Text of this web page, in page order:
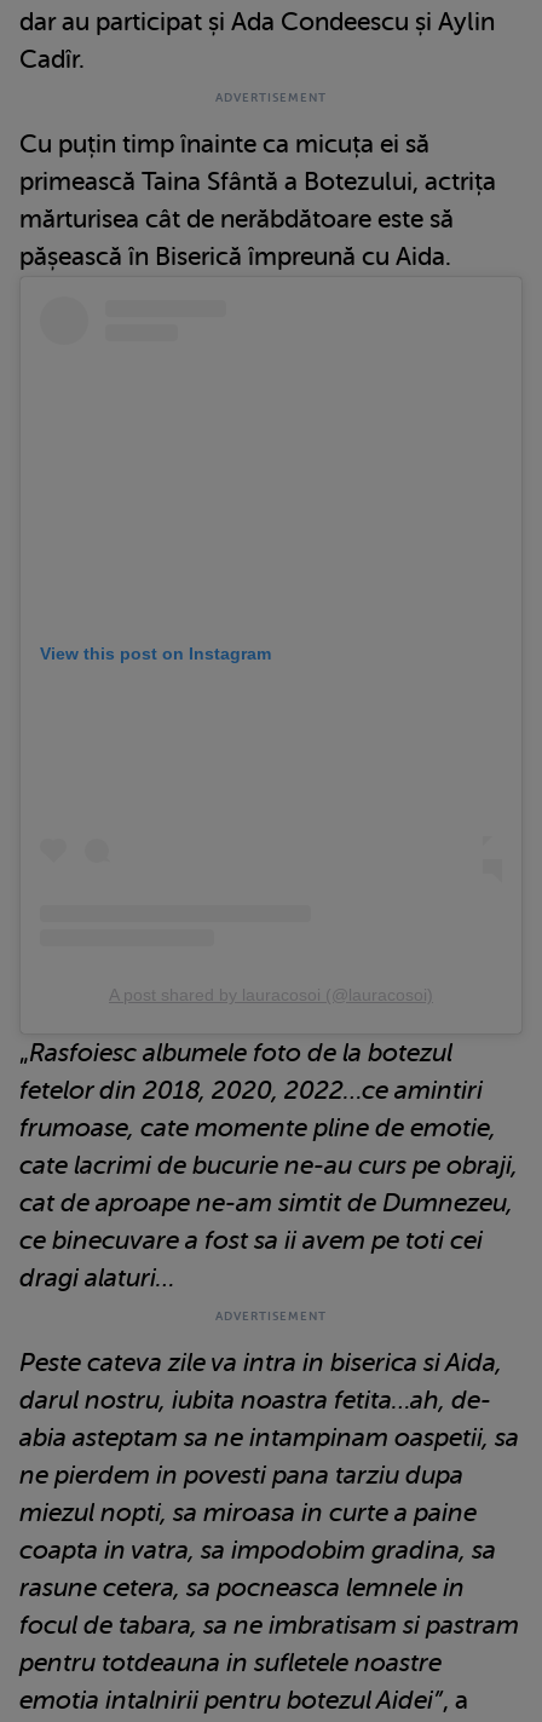
dar au participat și Ada Condeescu și Aylin
Cadîr.
Cu puțin timp înainte ca micuța ei să
primească Taina Sfântă a Botezului, actrița
mărturisea cât de nerăbdătoare este să
pășească în Biserică împreună cu Aida.
View this post on Instagram
A post shared by lauracosoi (@lauracosoi)
„Rasfoiesc albumele foto de la botezul
fetelor din 2018, 2020, 2022…ce amintiri
frumoase, cate momente pline de emotie,
cate lacrimi de bucurie ne-au curs pe obraji,
cat de aproape ne-am simtit de Dumnezeu,
ce binecuvare a fost sa ii avem pe toti cei
dragi alaturi…
Peste cateva zile va intra in biserica si Aida,
darul nostru, iubita noastra fetita…ah, de-
abia asteptam sa ne intampinam oaspetii, sa
ne pierdem in povesti pana tarziu dupa
miezul nopti, sa miroasa in curte a paine
coapta in vatra, sa impodobim gradina, sa
rasune cetera, sa pocneasca lemnele in
focul de tabara, sa ne imbratisam si pastram
pentru totdeauna in sufletele noastre
emotia intalnirii pentru botezul Aidei”, a